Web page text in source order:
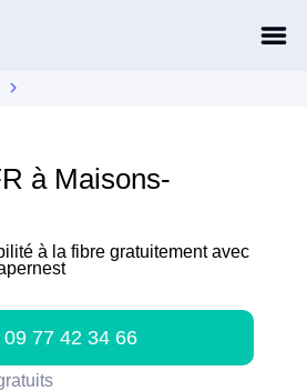
à Maisons-
à la fibre gratuitement avec
09 77 42 34 66